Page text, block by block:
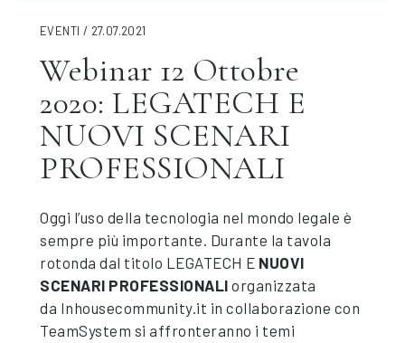
EVENTI / 27.07.2021
Webinar 12 Ottobre
2020: LEGATECH E
NUOVI SCENARI
PROFESSIONALI
Oggi l’uso della tecnologia nel mondo legale è
sempre più importante. Durante la tavola
rotonda dal titolo LEGATECH E NUOVI
SCENARI PROFESSIONALI organizzata
da Inhousecommunity.it in collaborazione con
TeamSystem si affronteranno i temi